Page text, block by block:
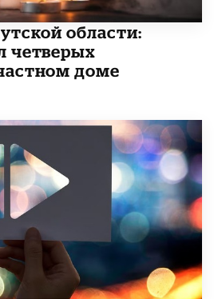
области:
четверых
доме